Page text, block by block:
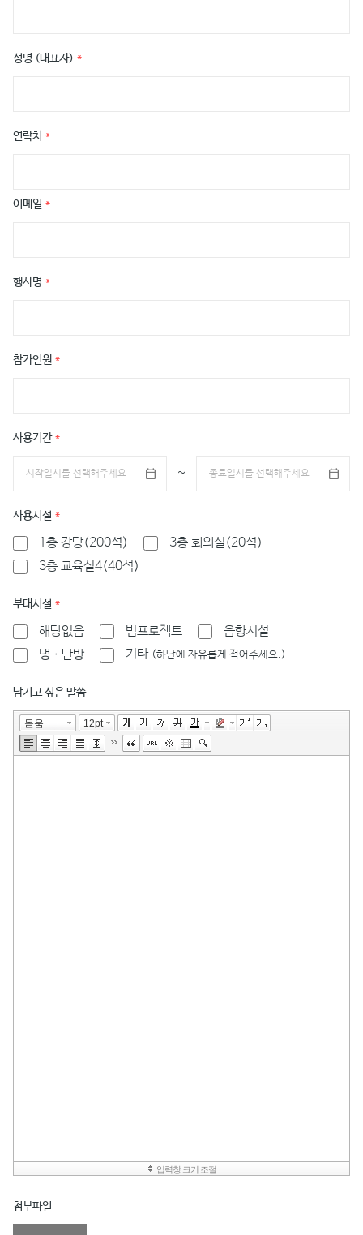
성명 (대표자) *
연락처 *
이메일 *
행사명 *
참가인원 *
사용기간 *
~
사용시설 *
1층 강당(200석)
3층 회의실(20석)
3층 교육실4(40석)
부대시설 *
해당없음 빔프로젝트
음향시설
냉ㆍ난방
기타 (하단에 자유롭게 적어주세요.)
남기고 싶은 말씀
첨부파일